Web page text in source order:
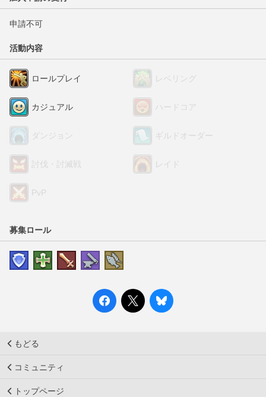
申請不可
活動内容
ロールプレイ レベリング
カジュアル ハードコア
ダンジョン ギルドオーダー
討伐・討滅戦 レイド
PvP
募集ロール
もどる
コミュニティ
トップページ